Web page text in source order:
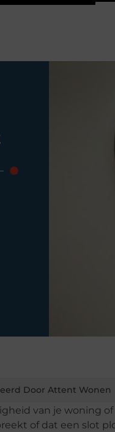
Door Attent Wonen
van je woning
of dat een slot